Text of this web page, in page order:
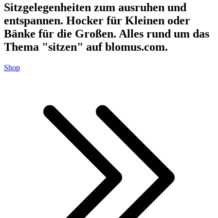
Sitzgelegenheiten zum ausruhen und
entspannen. Hocker für Kleinen oder
Bänke für die Großen. Alles rund um das
Thema "sitzen" auf blomus.com.
Shop